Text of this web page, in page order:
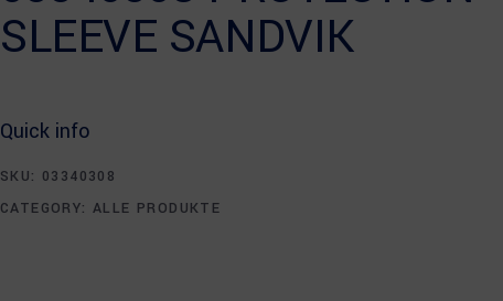
SLEEVE SANDVIK
Quick info
SKU: 03340308
CATEGORY:ALLE PRODUKTE